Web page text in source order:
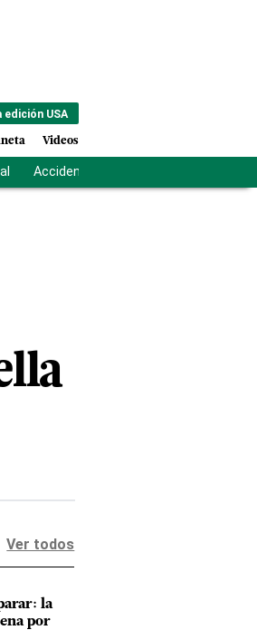
edición USA
Videos
Accidente Los Ríos
Ver todos
la
por